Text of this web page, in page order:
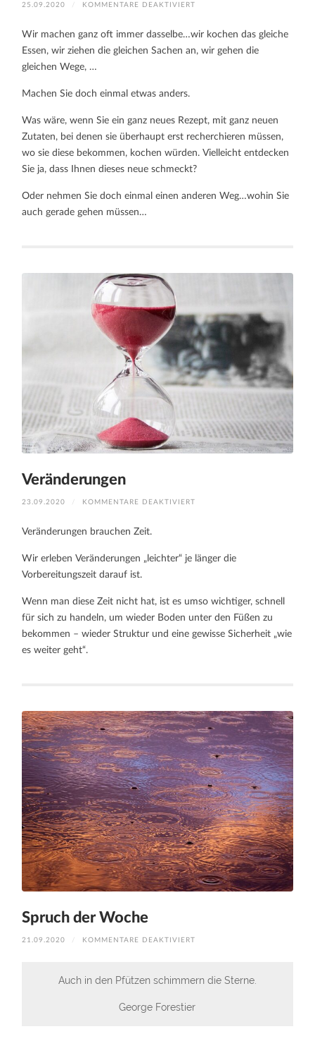
25.09.2020 / KOMMENTARE DEAKTIVIERT
AUSPROBIEREN…
Wir machen ganz oft immer dasselbe…wir kochen das gleiche
Essen, wir ziehen die gleichen Sachen an, wir gehen die
gleichen Wege, …
Machen Sie doch einmal etwas anders.
Was wäre, wenn Sie ein ganz neues Rezept, mit ganz neuen
Zutaten, bei denen sie überhaupt erst recherchieren müssen,
wo sie diese bekommen, kochen würden. Vielleicht entdecken
Sie ja, dass Ihnen dieses neue schmeckt?
Oder nehmen Sie doch einmal einen anderen Weg…wohin Sie
auch gerade gehen müssen…
Veränderungen
23.09.2020 / KOMMENTARE DEAKTIVIERT
Veränderungen brauchen Zeit.
Wir erleben Veränderungen „leichter“ je länger die
Vorbereitungszeit darauf ist.
Wenn man diese Zeit nicht hat, ist es umso wichtiger, schnell
für sich zu handeln, um wieder Boden unter den Füßen zu
bekommen – wieder Struktur und eine gewisse Sicherheit „wie
es weiter geht“.
Spruch der Woche
21.09.2020 / KOMMENTARE DEAKTIVIERT
Auch in den Pfützen schimmern die Sterne.
George Forestier